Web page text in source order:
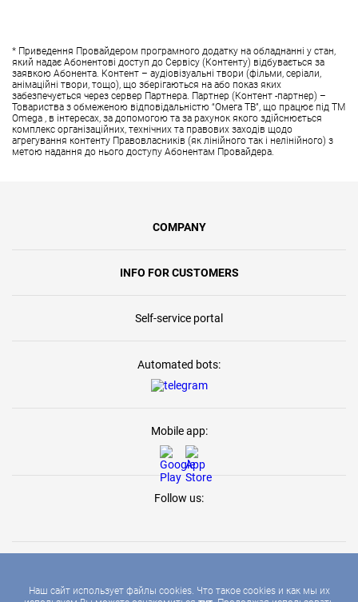
Наш сайт использует файлы cookies. Что такое cookies и как мы их
* Приведення Провайдером програмного додатку на обладнанні у стан,
який надає Абонентові доступ до Сервісу (Контенту) відбувається за
заявкою Абонента. Контент – аудіовізуальні твори (фільми, серіали,
анімаційні твори, тощо), що зберігаються на або показ яких
забезпечується через сервер Партнера. Партнер (Контент -партнер) –
Товариства з обмеженою відповідальністю “Омега ТВ”, що працює під ТМ
Omega , в інтересах, за допомогою та за рахунок якого здійснюється
комплекс організаційних, технічних та правових заходів щодо
агрегування контенту Правовласників (як лінійного так і нелінійного) з
метою надання до нього доступу Абонентам Провайдера.
COMPANY
INFO FOR CUSTOMERS
Self-service portal
Automated bots:
Mobile app:
Follow us: